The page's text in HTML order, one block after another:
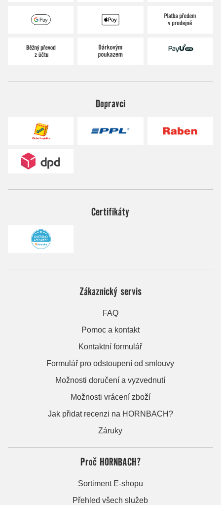
Dopravci
Certifikáty
Zákaznický servis
FAQ
Pomoc a kontakt
Kontaktní formulář
Formulář pro odstoupení od smlouvy
Možnosti doručení a vyzvednutí
Možnosti vrácení zboží
Jak přidat recenzi na HORNBACH?
Záruky
Proč HORNBACH?
Sortiment E-shopu
Přehled všech služeb